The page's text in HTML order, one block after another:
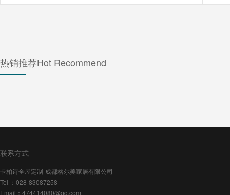
热销推荐Hot Recommend
联系方式
卡柏诗全屋定制-成都格尔美家居有限公司
Tel ：028-83087258
Email：474414080@qq.com